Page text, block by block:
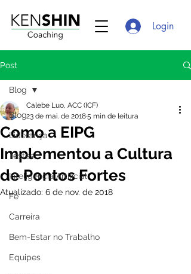
Login
Post
Blog
Liderança
Testes
Inteligência Artificial
Fé
Carreira
Bem-Estar no Trabalho
Equipes
Blog
Como a EIPG
Implementou a Cultura
de Pontos Fortes
Calebe Luo, ACC (ICF)
23 de mai. de 20185 min de leitura
Atualizado: 6 de nov. de 2018